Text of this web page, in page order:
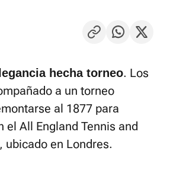
hecha torneo. Los
a un torneo
al 1877 para
All England Tennis and
ubicado en Londres.